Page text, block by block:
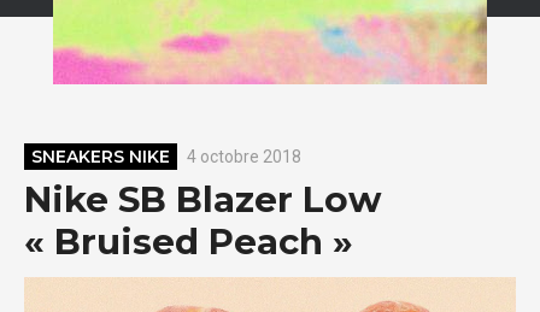
SNEAKERS NIKE 4 octobre 2018
Nike SB Blazer Low
« Bruised Peach »